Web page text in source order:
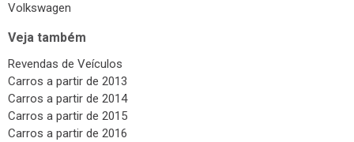
Volkswagen
Veja também
Revendas de Veículos
Carros a partir de 2013
Carros a partir de 2014
Carros a partir de 2015
Carros a partir de 2016